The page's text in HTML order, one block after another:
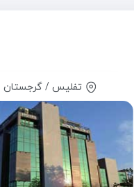
تفلیس / گرجستان